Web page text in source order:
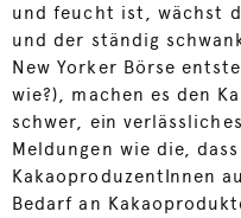
und feucht ist, wächst
und der ständig
New Yorker Börse
wie?), machen es den
schwer, ein
Meldungen wie die,
KakaoproduzentInnen
Bedarf an